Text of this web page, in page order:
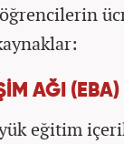
AĞI (EBA)
eğitim